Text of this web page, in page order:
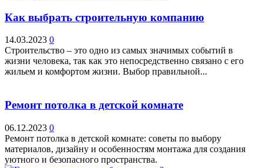
Как выбрать строительную компанию
14.03.2023 0
Строительство – это одно из самых значимых событий в
жизни человека, так как это непосредственно связано с его
жильем и комфортом жизни. Выбор правильной...
Ремонт потолка в детской комнате
06.12.2023 0
Ремонт потолка в детской комнате: советы по выбору
материалов, дизайну и особенностям монтажа для создания
уютного и безопасного пространства.